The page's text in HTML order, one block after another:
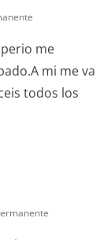
me
mi me va
todos los